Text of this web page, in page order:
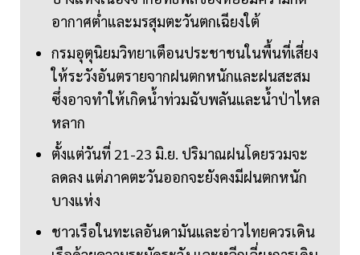
อากาศต่ำและมรสุมตะวันตกเฉียงใต้
กรมอุตุนิยมวิทยาเตือนประชาชนในพื้นที่เสี่ยง
ให้ระวังอันตรายจากฝนตกหนักและฝนสะสม
ซึ่งอาจทำให้เกิดน้ำท่วมฉับพลันและน้ำป่าไหล
หลาก
ตั้งแต่วันที่ 21-23 มิ.ย. ปริมาณฝนโดยรวมจะ
ลดลง แต่ภาคตะวันออกจะยังคงมีฝนตกหนัก
บางแห่ง
ชาวเรือในทะเลอันดามันและอ่าวไทยควรเดิน